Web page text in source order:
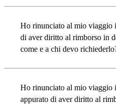
Ho rinunciato al mio viaggio
di aver diritto al rimborso in
come e a chi devo
Ho rinunciato al mio viaggio
appurato di aver diritto al